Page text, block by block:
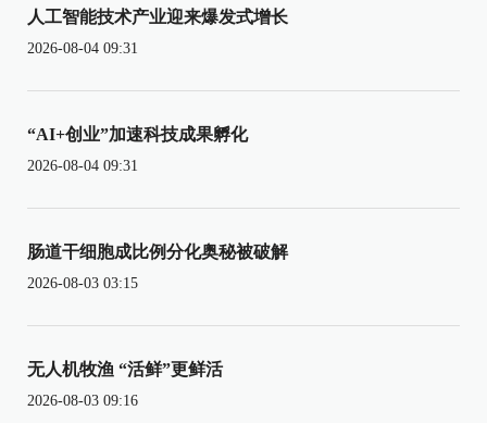
人工智能技术产业迎来爆发式增长
2026-08-04 09:31
“AI+创业”加速科技成果孵化
2026-08-04 09:31
肠道干细胞成比例分化奥秘被破解
2026-08-03 03:15
无人机牧渔 “活鲜”更鲜活
2026-08-03 09:16